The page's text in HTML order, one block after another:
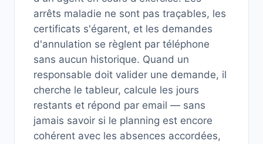
arrêts maladie ne sont pas traçables, les
certificats s'égarent, et les demandes
d'annulation se règlent par téléphone
sans aucun historique. Quand un
responsable doit valider une demande, il
cherche le tableur, calcule les jours
restants et répond par email — sans
jamais savoir si le planning est encore
cohérent avec les absences accordées,